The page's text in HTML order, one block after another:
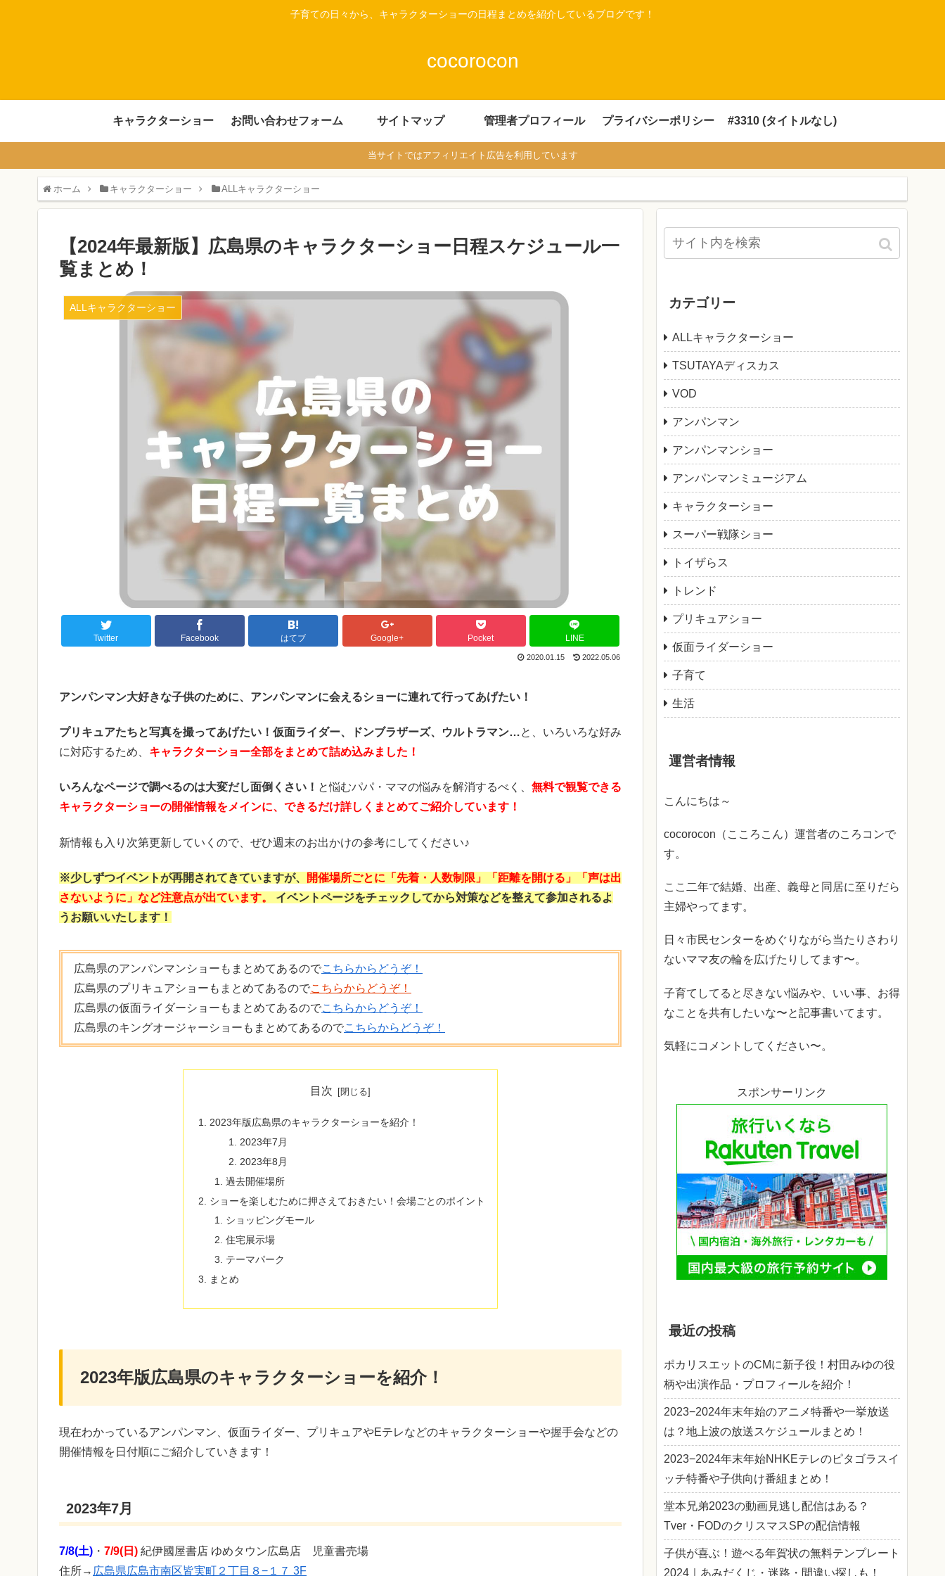
子育ての日々から、キャラクターショーの日程まとめを紹介しているブログです！
cocorocon
キャラクターショー お問い合わせフォーム サイトマップ 管理者プロフィール プライバシーポリシー #3310 (タイトルなし)
当サイトではアフィリエイト広告を利用しています
ホーム キャラクターショー ALLキャラクターショー
【2024年最新版】広島県のキャラクターショー日程スケジュール一
覧まとめ！
ALLキャラクターショー
Twitter Facebook はてブ Google+ Pocket LINE
2020.01.15 2022.05.06
アンパンマン大好きな子供のために、アンパンマンに会えるショーに連れて行ってあげたい！
プリキュアたちと写真を撮ってあげたい！ 仮面ライダー、ドンブラザーズ、ウルトラマン…と、いろいろな好み
に対応するため、 キャラクターショー全部をまとめて詰め込みました！
いろんなページで調べるのは大変だし面倒くさい！ と悩むパパ・ママの悩みを解消するべく、 無料で観覧できる
キャラクターショーの開催情報をメインに、できるだけ詳しくまとめてご紹介しています！
新情報も入り次第更新していくので、ぜひ週末のお出かけの参考にしてください♪
※少しずつイベントが再開されてきていますが、
開催場所ごとに「先着・人数制限」「距離を開ける」「声は出
さないように」など注意点が出ています。 イベントページをチェックしてから対策などを整えて参加されるよ
うお願いいたします！
広島県のアンパンマンショーもまとめてあるのでこちらからどうぞ！
広島県のプリキュアショーもまとめてあるのでこちらからどうぞ！
広島県の仮面ライダーショーもまとめてあるのでこちらからどうぞ！
広島県のキングオージャーショーもまとめてあるのでこちらからどうぞ！
目次
2023年版広島県のキャラクターショーを紹介！
2023年7月
2023年8月
過去開催場所
ショーを楽しむために押さえておきたい！会場ごとのポイント
ショッピングモール
住宅展示場
テーマパーク
まとめ
2023年版広島県のキャラクターショーを紹介！
現在わかっているアンパンマン、仮面ライダー、プリキュアやEテレなどのキャラクターショーや握手会などの
開催情報を日付順にご紹介していきます！
2023年7月
7/8(土) ・ 7/9(日) 紀伊國屋書店 ゆめタウン広島店 児童書売場
住所→ 広島県広島市南区皆実町２丁目８−１７ 3F
カテゴリー
ALLキャラクターショー
TSUTAYAディスカス
VOD
アンパンマン
アンパンマンショー
アンパンマンミュージアム
キャラクターショー
スーパー戦隊ショー
トイザらス
トレンド
プリキュアショー
仮面ライダーショー
子育て
生活
運営者情報
こんにちは～
cocorocon（こころこん）運営者のころコンで
す。
ここ二年で結婚、出産、義母と同居に至りだら
主婦やってます。
日々市民センターをめぐりながら当たりさわり
ないママ友の輪を広げたりしてます〜。
子育てしてると尽きない悩みや、いい事、お得
なことを共有したいな〜と記事書いてます。
気軽にコメントしてください〜。
スポンサーリンク
最近の投稿
ポカリスエットのCMに新子役！村田みゆの役
柄や出演作品・プロフィールを紹介！
2023−2024年末年始のアニメ特番や一挙放送
は？地上波の放送スケジュールまとめ！
2023−2024年末年始NHKEテレのピタゴラスイ
ッチ特番や子供向け番組まとめ！
堂本兄弟2023の動画見逃し配信はある？
Tver・FODのクリスマスSPの配信情報
子供が喜ぶ！遊べる年賀状の無料テンプレート
2024｜あみだくじ・迷路・間違い探しも！